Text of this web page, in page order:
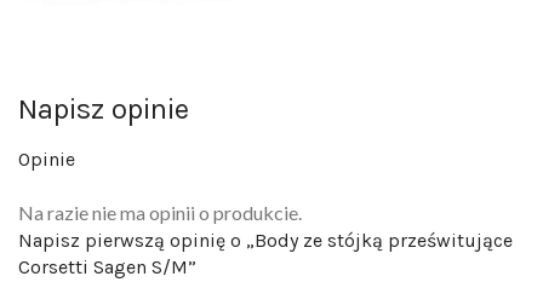
Napisz opinie
Opinie
Na razie nie ma opinii o produkcie.
Napisz pierwszą opinię o „Body ze stójką prześwitujące
Corsetti Sagen S/M”